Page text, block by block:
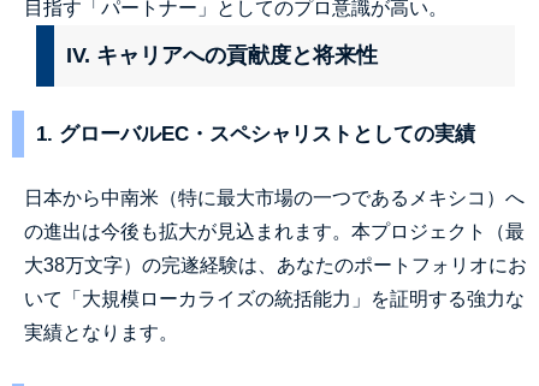
目指す「パートナー」としてのプロ意識が高い。
IV. キャリアへの貢献度と将来性
1. グローバルEC・スペシャリストとしての実績
日本から中南米（特に最大市場の一つであるメキシコ）へ
の進出は今後も拡大が見込まれます。本プロジェクト（最
大38万文字）の完遂経験は、あなたのポートフォリオにお
いて「大規模ローカライズの統括能力」を証明する強力な
実績となります。